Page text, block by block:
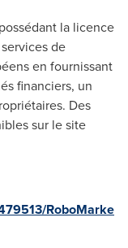
la licence
services de
en fournissant
financiers, un
Des
sur le site
RoboMarke